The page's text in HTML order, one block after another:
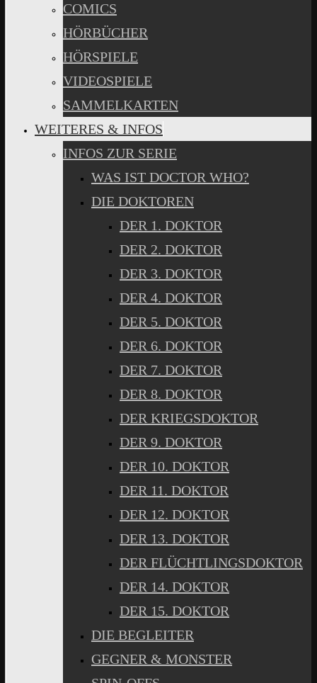
COMICS
HÖRBÜCHER
HÖRSPIELE
VIDEOSPIELE
SAMMELKARTEN
WEITERES & INFOS
INFOS ZUR SERIE
WAS IST DOCTOR WHO?
DIE DOKTOREN
DER 1. DOKTOR
DER 2. DOKTOR
DER 3. DOKTOR
DER 4. DOKTOR
DER 5. DOKTOR
DER 6. DOKTOR
DER 7. DOKTOR
DER 8. DOKTOR
DER KRIEGSDOKTOR
DER 9. DOKTOR
DER 10. DOKTOR
DER 11. DOKTOR
DER 12. DOKTOR
DER 13. DOKTOR
DER FLÜCHTLINGSDOKTOR
DER 14. DOKTOR
DER 15. DOKTOR
DIE BEGLEITER
GEGNER & MONSTER